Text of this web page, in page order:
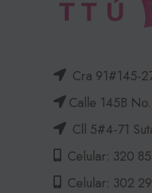
Cra 91#145-
Calle 145B
Cll 5#4-71
Celular: 320
Celular: 302